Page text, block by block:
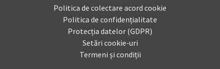
Politica de colectare acord cookie
Politica de confidențialitate
Protecția datelor (GDPR)
Setări cookie-uri
Termeni și condiții